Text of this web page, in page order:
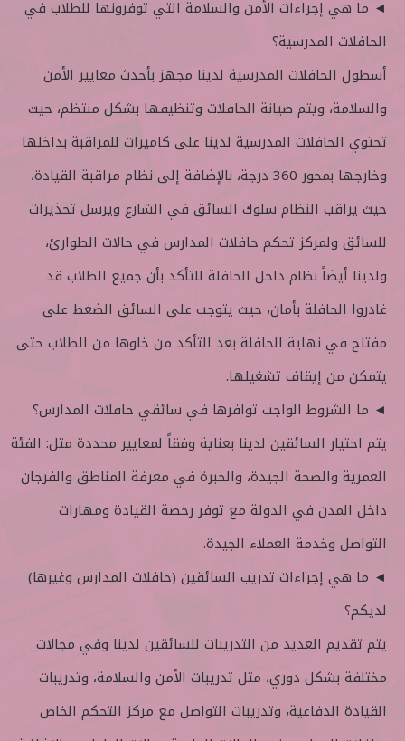
◄ ما هي إجراءات الأمن والسلامة التي توفرونها للطلاب في
الحافلات المدرسية؟
أسطول الحافلات المدرسية لدينا مجهز بأحدث معايير الأمن
والسلامة، ويتم صيانة الحافلات وتنظيفها بشكل منتظم، حيث
تحتوي الحافلات المدرسية لدينا على كاميرات للمراقبة بداخلها
وخارجها بمحور 360 درجة، بالإضافة إلى نظام مراقبة القيادة،
حيث يراقب النظام سلوك السائق في الشارع ويرسل تحذيرات
للسائق ولمركز تحكم حافلات المدارس في حالات الطوارئ،
ولدينا أيضاً نظام داخل الحافلة للتأكد بأن جميع الطلاب قد
غادروا الحافلة بأمان، حيث يتوجب على السائق الضغط على
مفتاح في نهاية الحافلة بعد التأكد من خلوها من الطلاب حتى
يتمكن من إيقاف تشغيلها.
◄ ما الشروط الواجب توافرها في سائقي حافلات المدارس؟
يتم اختيار السائقين لدينا بعناية وفقاً لمعايير محددة مثل: الفئة
العمرية والصحة الجيدة، والخبرة في معرفة المناطق والفرجان
داخل المدن في الدولة مع توفر رخصة القيادة ومهارات
التواصل وخدمة العملاء الجيدة.
◄ ما هي إجراءات تدريب السائقين (حافلات المدارس وغيرها)
لديكم؟
يتم تقديم العديد من التدريبات للسائقين لدينا وفي مجالات
مختلفة بشكل دوري، مثل تدريبات الأمن والسلامة، وتدريبات
القيادة الدفاعية، وتدريبات التواصل مع مركز التحكم الخاص